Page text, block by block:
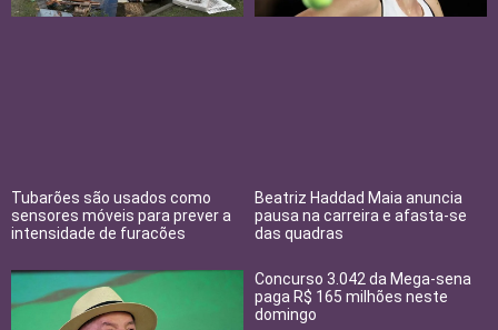
Tubarões são usados como
sensores móveis para prever a
intensidade de furacões
Beatriz Haddad Maia anuncia
pausa na carreira e afasta-se
das quadras
Concurso 3.042 da Mega-sena
paga R$ 165 milhões neste
domingo